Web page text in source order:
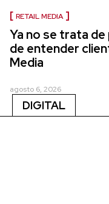
RETAIL MEDIA
Ya no se trata
de entender
Media
agosto 6, 2026
DIGITAL